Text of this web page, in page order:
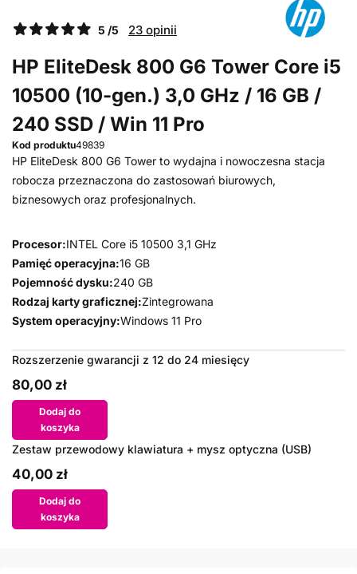
5 /5 23 opinii
HP EliteDesk 800 G6 Tower Core i5
10500 (10-gen.) 3,0 GHz / 16 GB /
240 SSD / Win 11 Pro
Kod produktu49839
HP EliteDesk 800 G6 Tower to wydajna i nowoczesna stacja
robocza przeznaczona do zastosowań biurowych,
biznesowych oraz profesjonalnych.
Procesor:INTEL Core i5 10500 3,1 GHz
Pamięć operacyjna:16 GB
Pojemność dysku:240 GB
Rodzaj karty graficznej:Zintegrowana
System operacyjny:Windows 11 Pro
Rozszerzenie gwarancji z 12 do 24 miesięcy
80,00 zł
Dodaj do
koszyka
Zestaw przewodowy klawiatura + mysz optyczna (USB)
40,00 zł
Dodaj do
koszyka